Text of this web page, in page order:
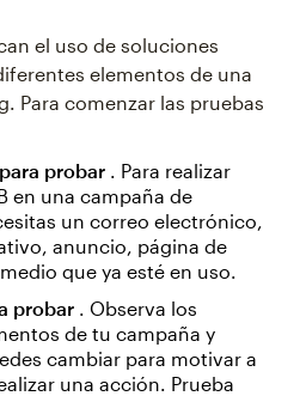
el uso de soluciones
elementos de una
Para comenzar las pruebas
probar . Para realizar
en una campaña de
un correo electrónico,
anuncio, página de
que ya esté en uso.
probar . Observa los
de tu campaña y
cambiar para motivar a
una acción. Prueba